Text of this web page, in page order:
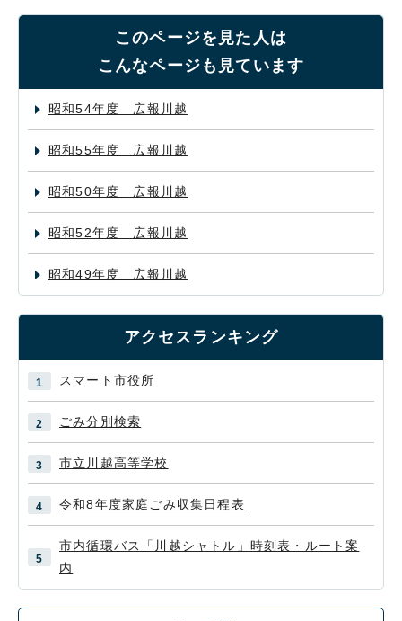
このページを見た人は
こんなページも見ています
昭和54年度 広報川越
昭和55年度 広報川越
昭和50年度 広報川越
昭和52年度 広報川越
昭和49年度 広報川越
アクセスランキング
スマート市役所
ごみ分別検索
市立川越高等学校
令和8年度家庭ごみ収集日程表
市内循環バス「川越シャトル」時刻表・ルート案
内